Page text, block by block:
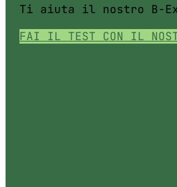
Ti aiuta il nostro B-
FAI IL TEST CON IL